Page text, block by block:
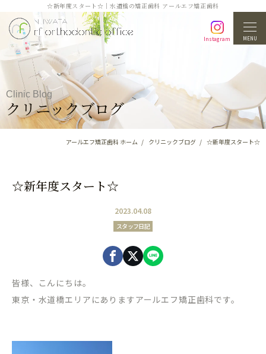
☆新年度スタート☆｜水道橋の矯正歯科 アールエフ矯正歯科
Instagram MENU
Clinic Blog
クリニックブログ
アールエフ矯正歯科 ホーム クリニックブログ ☆新年度スタート☆
☆新年度スタート☆
2023.04.08
スタッフ日記
皆様、こんにちは。
東京・水道橋エリアにありますアールエフ矯正歯科です。